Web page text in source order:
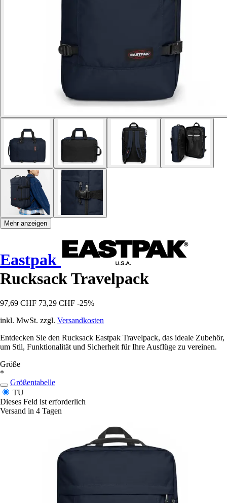
Mehr anzeigen
Eastpak
Rucksack Travelpack
97,69 CHF 73,29 CHF -25%
inkl. MwSt. zzgl. Versandkosten
Entdecken Sie den Rucksack Eastpak Travelpack, das ideale Zubehör,
um Stil, Funktionalität und Sicherheit für Ihre Ausflüge zu vereinen.
Größe
*
Größentabelle
TU
Dieses Feld ist erforderlich
Versand in 4 Tagen